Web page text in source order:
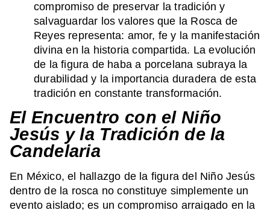
compromiso de preservar la tradición y
salvaguardar los valores que la Rosca de
Reyes representa: amor, fe y la manifestación
divina en la historia compartida. La evolución
de la figura de haba a porcelana subraya la
durabilidad y la importancia duradera de esta
tradición en constante transformación.
El Encuentro con el Niño
Jesús y la Tradición de la
Candelaria
En México, el hallazgo de la figura del Niño Jesús
dentro de la rosca no constituye simplemente un
evento aislado; es un compromiso arraigado en la